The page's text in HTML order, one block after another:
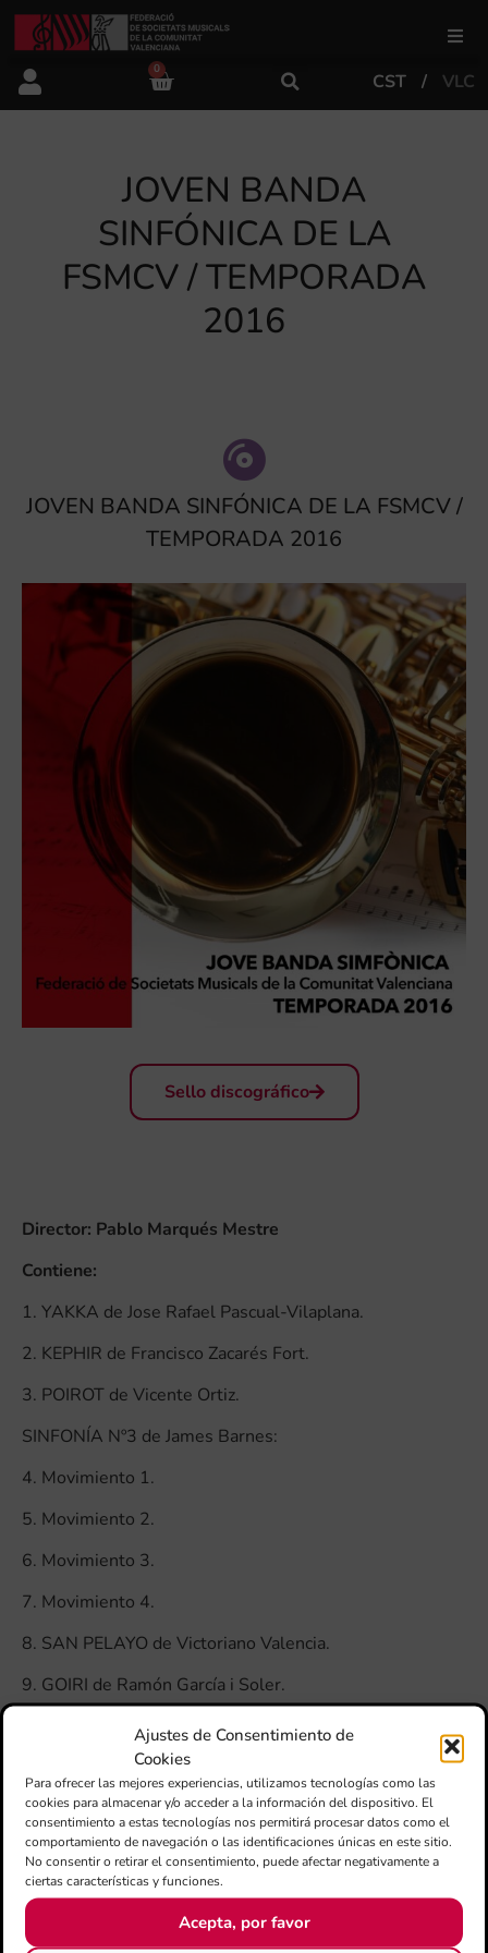
Ajustes de Consentimiento de
Cookies
Para ofrecer las mejores experiencias, utilizamos tecnologías como las
cookies para almacenar y/o acceder a la información del dispositivo. El
consentimiento a estas tecnologías nos permitirá procesar datos como el
comportamiento de navegación o las identificaciones únicas en este sitio.
No consentir o retirar el consentimiento, puede afectar negativamente a
ciertas características y funciones.
Acepta, por favor
FSMCV
Área educativa
0
CST VLC
JOVEN BANDA
SINFÓNICA DE LA
FSMCV / TEMPORADA
2016
JOVEN BANDA SINFÓNICA DE LA FSMCV /
TEMPORADA 2016
Sello discográfico
Director: Pablo Marqués Mestre
Contiene:
1. YAKKA de Jose Rafael Pascual-Vilaplana.
2. KEPHIR de Francisco Zacarés Fort.
3. POIROT de Vicente Ortiz.
SINFONÍA Nº3 de James Barnes:
4. Movimiento 1.
5. Movimiento 2.
6. Movimiento 3.
7. Movimiento 4.
8. SAN PELAYO de Victoriano Valencia.
9. GOIRI de Ramón García i Soler.
COOL BRASS FIVE de Ferrer Ferran:
10. Allegro vivo e leggiero.
11. Larghetto molto espressivo.
12. Allegro leggiero.
JAZZ SUITE de Antón Alcalde:
13. Swing.